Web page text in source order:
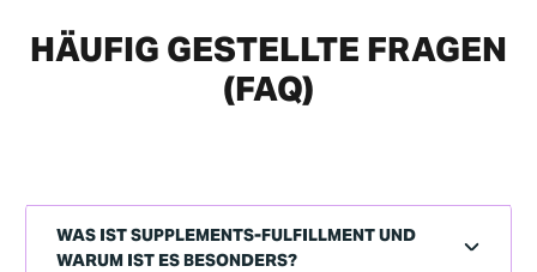
HÄUFIG GESTELLTE FRAGEN
(FAQ)
WAS IST SUPPLEMENTS‑FULFILLMENT UND
WARUM IST ES BESONDERS?